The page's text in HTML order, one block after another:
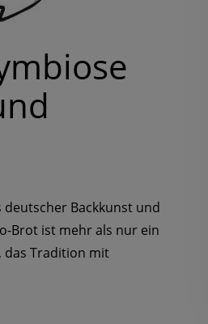
deutscher Backkunst und
Brot ist mehr als nur ein
das Tradition mit